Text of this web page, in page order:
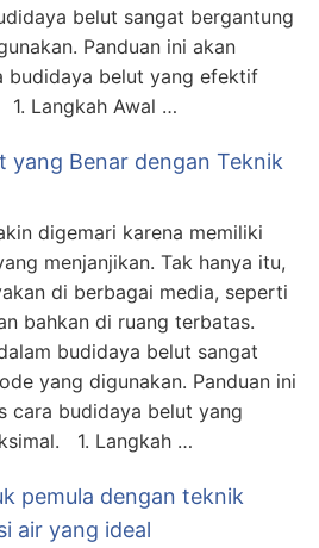
belut sangat bergantung
Panduan ini akan
budidaya belut yang efektif
Langkah Awal …
yang Benar dengan Teknik
digemari karena memiliki
menjanjikan. Tak hanya itu,
di berbagai media, seperti
bahkan di ruang terbatas.
budidaya belut sangat
yang digunakan. Panduan ini
cara budidaya belut yang
1. Langkah …
pemula dengan teknik
air yang ideal